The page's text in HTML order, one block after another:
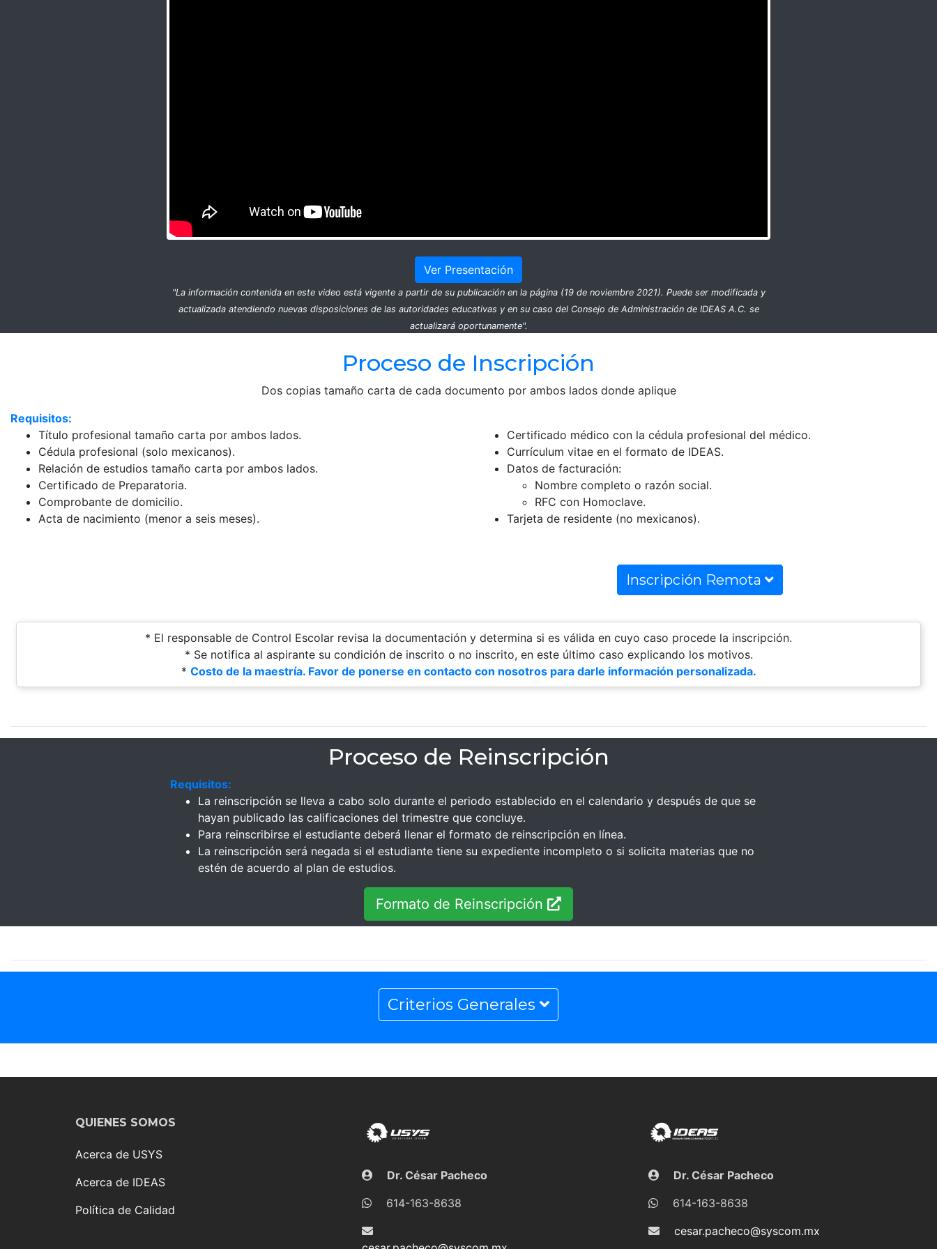
Ver Presentación
"La información contenida en este video está vigente a partir de su publicación en la página (19 de noviembre 2021). Puede ser modificada y
actualizada atendiendo nuevas disposiciones de las autoridades educativas y en su caso del Consejo de Administración de IDEAS A.C. se
actualizará oportunamente".
Proceso de Inscripción
Dos copias tamaño carta de cada documento por ambos lados donde aplique
Requisitos:
Título profesional tamaño carta por ambos lados.
Cédula profesional (solo mexicanos).
Relación de estudios tamaño carta por ambos lados.
Certificado de Preparatoria.
Comprobante de domicilio.
Acta de nacimiento (menor a seis meses).
Certificado médico con la cédula profesional del médico.
Currículum vitae en el formato de IDEAS.
Datos de facturación:
Nombre completo o razón social.
RFC con Homoclave.
Tarjeta de residente (no mexicanos).
Inscripción Remota
* El responsable de Control Escolar revisa la documentación y determina si es válida en cuyo caso procede la inscripción.
* Se notifica al aspirante su condición de inscrito o no inscrito, en este último caso explicando los motivos.
* Costo de la maestría. Favor de ponerse en contacto con nosotros para darle información personalizada.
Proceso de Reinscripción
Requisitos:
La reinscripción se lleva a cabo solo durante el periodo establecido en el calendario y después de que se
hayan publicado las calificaciones del trimestre que concluye.
Para reinscribirse el estudiante deberá llenar el formato de reinscripción en línea.
La reinscripción será negada si el estudiante tiene su expediente incompleto o si solicita materias que no
estén de acuerdo al plan de estudios.
Formato de Reinscripción
Criterios Generales
QUIENES SOMOS
Acerca de USYS
Acerca de IDEAS
Política de Calidad
Dr. César Pacheco
614-163-8638
Dr. César Pacheco
614-163-8638
cesar.pacheco@syscom.mx